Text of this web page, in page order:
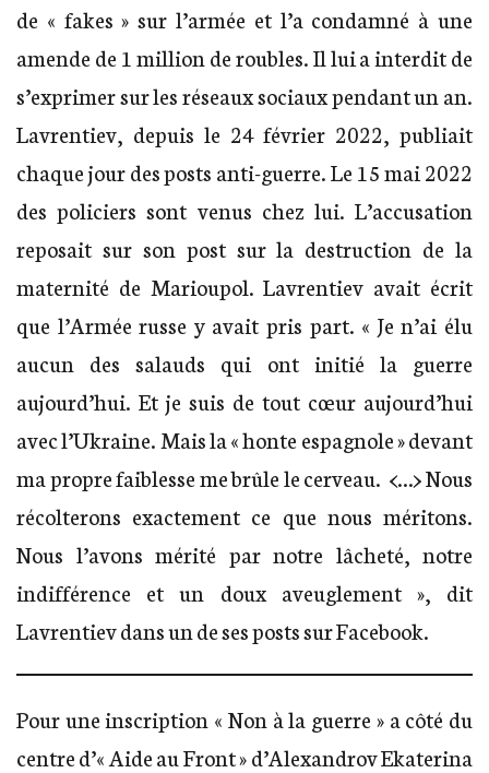
de « fakes » sur l’armée et l’a condamné à une
amende de 1 million de roubles. Il lui a interdit de
s’exprimer sur les réseaux sociaux pendant un an.
Lavrentiev, depuis le 24 février 2022, publiait
chaque jour des posts anti-guerre. Le 15 mai 2022
des policiers sont venus chez lui. L’accusation
reposait sur son post sur la destruction de la
maternité de Marioupol. Lavrentiev avait écrit
que l’Armée russe y avait pris part. « Je n’ai élu
aucun des salauds qui ont initié la guerre
aujourd’hui. Et je suis de tout cœur aujourd’hui
avec l’Ukraine. Mais la « honte espagnole » devant
ma propre faiblesse me brûle le cerveau. <…> Nous
récolterons exactement ce que nous méritons.
Nous l’avons mérité par notre lâcheté, notre
indifférence et un doux aveuglement », dit
Lavrentiev dans un de ses posts sur Facebook.
Pour une inscription « Non à la guerre » a côté du
centre d’« Aide au Front » d’Alexandrov Ekaterina